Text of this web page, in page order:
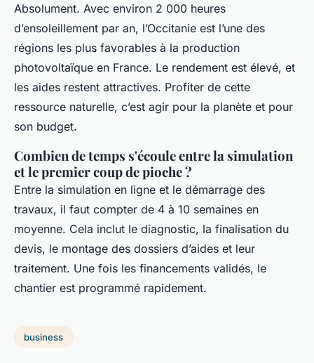
Absolument. Avec environ 2 000 heures
d’ensoleillement par an, l’Occitanie est l’une des
régions les plus favorables à la production
photovoltaïque en France. Le rendement est élevé, et
les aides restent attractives. Profiter de cette
ressource naturelle, c’est agir pour la planète et pour
son budget.
Combien de temps s'écoule entre la simulation
et le premier coup de pioche ?
Entre la simulation en ligne et le démarrage des
travaux, il faut compter de 4 à 10 semaines en
moyenne. Cela inclut le diagnostic, la finalisation du
devis, le montage des dossiers d’aides et leur
traitement. Une fois les financements validés, le
chantier est programmé rapidement.
business